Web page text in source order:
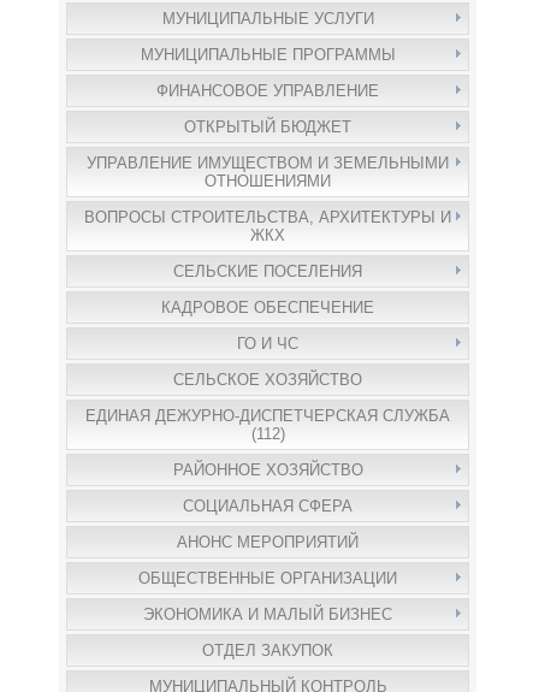
МУНИЦИПАЛЬНЫЕ УСЛУГИ
МУНИЦИПАЛЬНЫЕ ПРОГРАММЫ
ФИНАНСОВОЕ УПРАВЛЕНИЕ
ОТКРЫТЫЙ БЮДЖЕТ
УПРАВЛЕНИЕ ИМУЩЕСТВОМ И ЗЕМЕЛЬНЫМИ
ОТНОШЕНИЯМИ
ВОПРОСЫ СТРОИТЕЛЬСТВА, АРХИТЕКТУРЫ И
ЖКХ
СЕЛЬСКИЕ ПОСЕЛЕНИЯ
КАДРОВОЕ ОБЕСПЕЧЕНИЕ
ГО И ЧС
СЕЛЬСКОЕ ХОЗЯЙСТВО
ЕДИНАЯ ДЕЖУРНО-ДИСПЕТЧЕРСКАЯ СЛУЖБА
(112)
РАЙОННОЕ ХОЗЯЙСТВО
СОЦИАЛЬНАЯ СФЕРА
АНОНС МЕРОПРИЯТИЙ
ОБЩЕСТВЕННЫЕ ОРГАНИЗАЦИИ
ЭКОНОМИКА И МАЛЫЙ БИЗНЕС
ОТДЕЛ ЗАКУПОК
МУНИЦИПАЛЬНЫЙ КОНТРОЛЬ